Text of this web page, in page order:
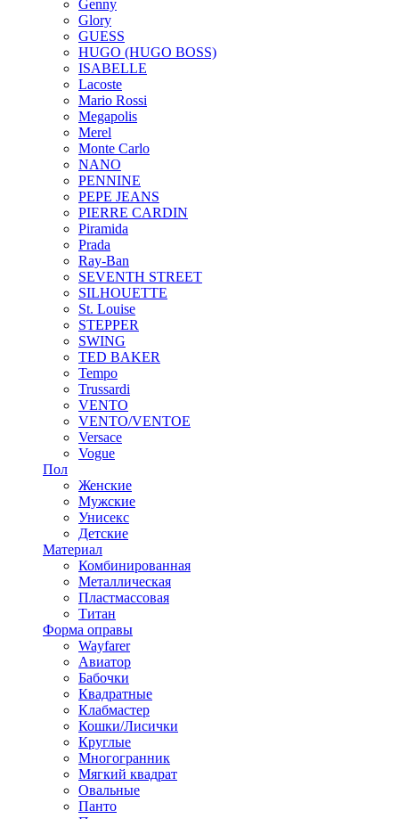
Genny
Glory
GUESS
HUGO (HUGO BOSS)
ISABELLE
Lacoste
Mario Rossi
Megapolis
Merel
Monte Carlo
NANO
PENNINE
PEPE JEANS
PIERRE CARDIN
Piramida
Prada
Ray-Ban
SEVENTH STREET
SILHOUETTE
St. Louise
STEPPER
SWING
TED BAKER
Tempo
Trussardi
VENTO
VENTO/VENTOE
Versace
Vogue
Пол
Женские
Мужские
Унисекс
Детские
Материал
Комбинированная
Металлическая
Пластмассовая
Титан
Форма оправы
Wayfarer
Авиатор
Бабочки
Квадратные
Клабмастер
Кошки/Лисички
Круглые
Многогранник
Мягкий квадрат
Овальные
Панто